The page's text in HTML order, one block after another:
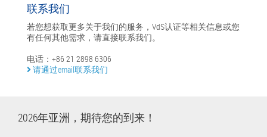
联系我们
若您想获取更多关于我们的服务，VdS认证等相关信息或您
有任何其他需求，请直接联系我们。
电话：+86 21 2898 6306
请通过email联系我们
2026年亚洲，期待您的到来！